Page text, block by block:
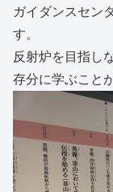
ガイダンスセン
す。
反射炉を目指し
存分に学ぶこと